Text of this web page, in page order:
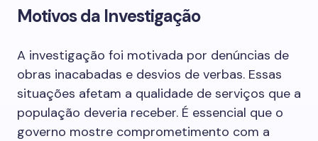
Motivos da Investigação
A investigação foi motivada por denúncias de
obras inacabadas e desvios de verbas. Essas
situações afetam a qualidade de serviços que a
população deveria receber. É essencial que o
governo mostre comprometimento com a